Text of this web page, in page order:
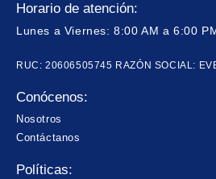
Horario de atención:
Lunes a Viernes: 8:00 AM a 6:00
RUC: 20606505745 RAZÓN SOCIAL:
Conócenos:
Nosotros
Contáctanos
Políticas: